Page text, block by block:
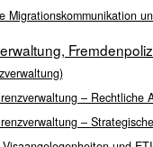
Migrationskommunikation
– Rechtliche
–